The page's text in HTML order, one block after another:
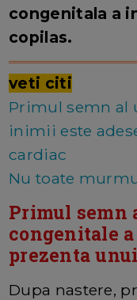
congenitala a
copilas.
veti citi
Primul semn al
inimii este
cardiac
Nu toate
Primul semn
congenitale
prezenta
Dupa nastere,